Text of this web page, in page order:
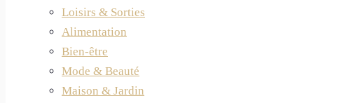
Loisirs & Sorties
Alimentation
Bien-être
Mode & Beauté
Maison & Jardin